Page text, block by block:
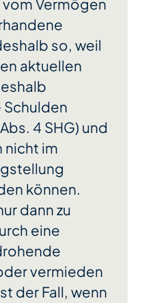
Vermögen
so, weil
aktuellen
4 SHG) und
nicht im
können.
dann zu
eine
vermieden
der Fall, wenn